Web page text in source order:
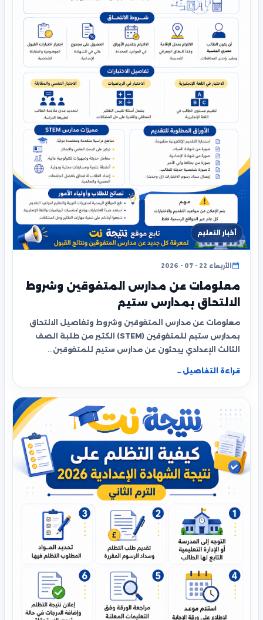
أخبار التعليم
الأربعاء 22 - 07 - 2026
معلومات عن مدارس المتفوقين وشروط
الالتحاق بمدارس ستيم
معلومات عن مدارس المتفوقين وشروط وتفاصيل الالتحاق
بمدارس ستيم للمتفوقين (STEM) الكثير من طلبة الصف
الثالث الإعدادي يبحثون عن مدارس ستيم للمتفوقين…
قراءة التفاصيل ←